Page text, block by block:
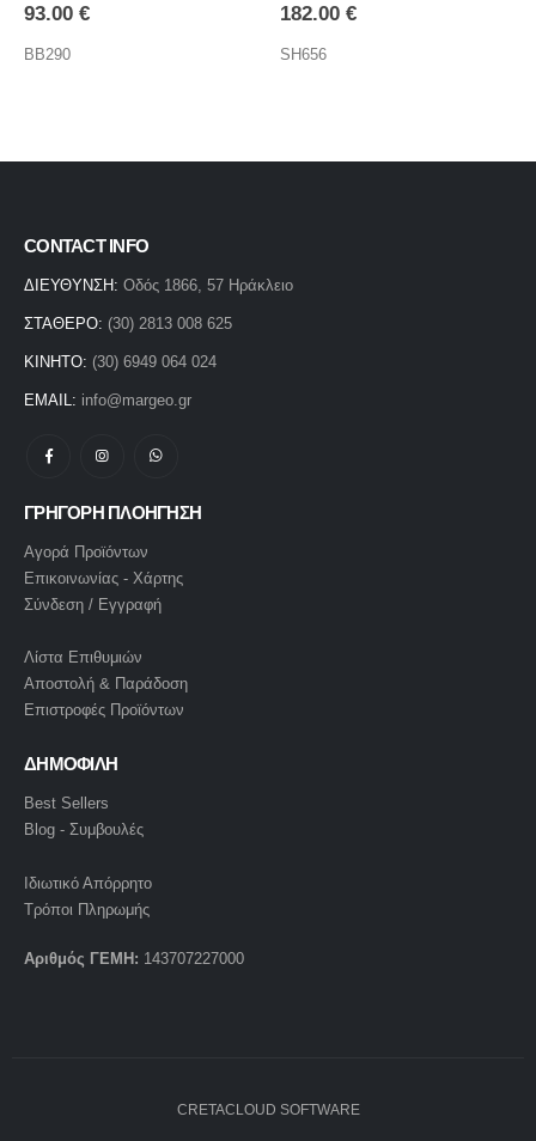
93.00 €
BB290
182.00 €
SH656
CONTACT INFO
ΔΙΕΥΘΥΝΣΗ: Οδός 1866, 57 Ηράκλειο
ΣΤΑΘΕΡΟ: (30) 2813 008 625
ΚΙΝΗΤΟ: (30) 6949 064 024
EMAIL: info@margeo.gr
ΓΡΗΓΟΡΗ ΠΛΟΗΓΗΣΗ
Αγορά Προϊόντων
Επικοινωνίας - Χάρτης
Σύνδεση / Εγγραφή
Λίστα Επιθυμιών
Αποστολή & Παράδοση
Επιστροφές Προϊόντων
ΔΗΜΟΦΙΛΗ
Best Sellers
Blog - Συμβουλές
Ιδιωτικό Απόρρητο
Τρόποι Πληρωμής
Αριθμός ΓΕΜΗ: 143707227000
CRETACLOUD SOFTWARE